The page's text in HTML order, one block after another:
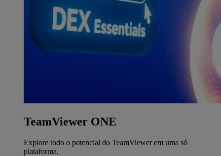
TeamViewer ONE
Explore todo o potencial do TeamViewer em uma só
plataforma.